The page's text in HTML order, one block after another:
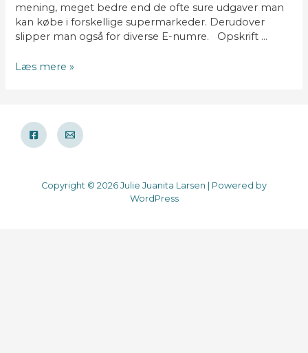
mening, meget bedre end de ofte sure udgaver man
kan købe i forskellige supermarkeder. Derudover
slipper man også for diverse E-numre. Opskrift …
Aioli
Læs mere »
Copyright © 2026 Julie Juanita Larsen | Powered by
WordPress